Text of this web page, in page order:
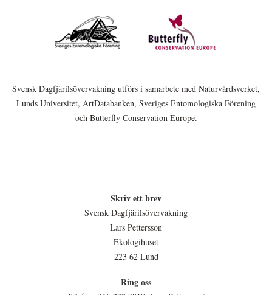
Svensk Dagfjärilsövervakning utförs i samarbete med Naturvårdsverket,
Lunds Universitet, ArtDatabanken, Sveriges Entomologiska Förening
och Butterfly Conservation Europe.
Skriv ett brev
Svensk Dagfjärilsövervakning
Lars Pettersson
Ekologihuset
223 62 Lund
Ring oss